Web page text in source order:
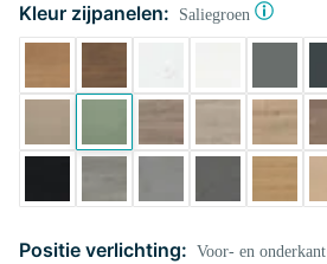
Kleur zijpanelen: Saliegroen
Positie verlichting: Voor- en onderkant